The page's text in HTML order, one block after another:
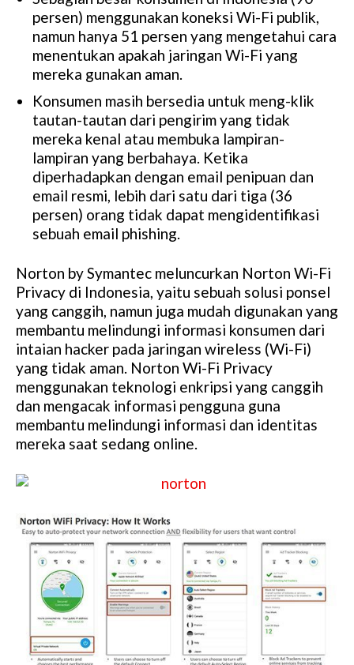
persen) menggunakan koneksi Wi-Fi publik,
namun hanya 51 persen yang mengetahui cara
menentukan apakah jaringan Wi-Fi yang
mereka gunakan aman.
Konsumen masih bersedia untuk meng-klik
tautan-tautan dari pengirim yang tidak
mereka kenal atau membuka lampiran-
lampiran yang berbahaya. Ketika
diperhadapkan dengan email penipuan dan
email resmi, lebih dari satu dari tiga (36
persen) orang tidak dapat mengidentifikasi
sebuah email phishing.
Norton by Symantec meluncurkan Norton Wi-Fi
Privacy di Indonesia, yaitu sebuah solusi ponsel
yang canggih, namun juga mudah digunakan yang
membantu melindungi informasi konsumen dari
intaian hacker pada jaringan wireless (Wi-Fi)
yang tidak aman. Norton Wi-Fi Privacy
menggunakan teknologi enkripsi yang canggih
dan mengacak informasi pengguna guna
membantu melindungi informasi dan identitas
mereka saat sedang online.